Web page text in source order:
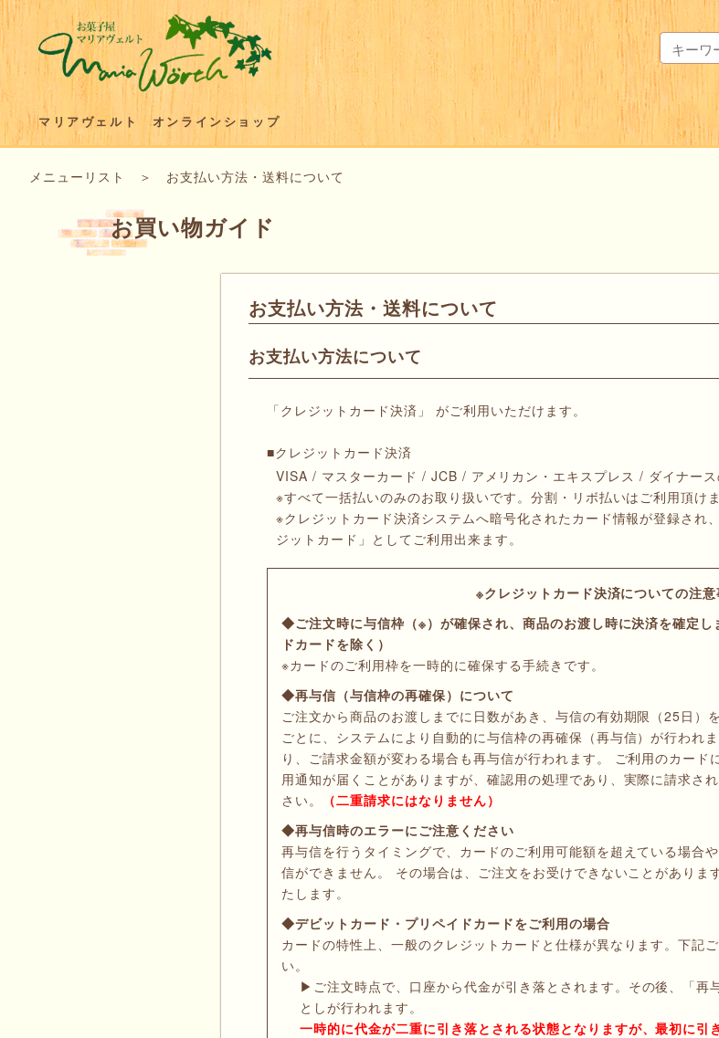
マリアヴェルト オンラインショップ
メニューリスト ＞ お支払い方法・送料について
お買い物ガイド
お支払い方法・送料について
お支払い方法について
「クレジットカード決済」 がご利用いただけます。
■クレジットカード決済
VISA / マスターカード / JCB / アメリカン・エキスプレス / ダイナース
※すべて一括払いのみのお取り扱いです。分割・リボ払いはご利用頂けま
※クレジットカード決済システムへ暗号化されたカード情報が登録され
ジットカード」としてご利用出来ます。
※クレジットカード決済についての注
◆ご注文時に与信枠（※）が確保され、商品のお渡し時に決済を確定し
ドカードを除く）
※カードのご利用枠を一時的に確保する手続きです。
◆再与信（与信枠の再確保）について
ご注文から商品のお渡しまでに日数があき、与信の有効期限（25日）
ごとに、システムにより自動的に与信枠の再確保（再与信）が行われ
り、ご請求金額が変わる場合も再与信が行われます。 ご利用のカード
用通知が届くことがありますが、確認用の処理であり、実際に請求さ
さい。
（二重請求にはなりません）
◆再与信時のエラーにご注意ください
再与信を行うタイミングで、カードのご利用可能額を超えている場合
信ができません。 その場合は、ご注文をお受けできないことがありま
たします。
◆デビットカード・プリペイドカードをご利用の場合
カードの特性上、一般のクレジットカードと仕様が異なります。下記
い。
▶ ご注文時点で、口座から代金が引き落とされます。その後、「再
としが行われます。
一時的に代金が二重に引き落とされる状態となりますが、最初に引